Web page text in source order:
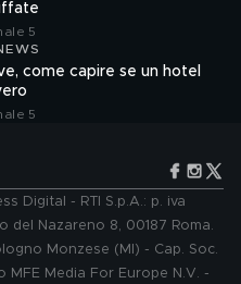
5
come capire se un hotel
5
Digital - RTI S.p.A.: p. iva
del Nazareno 8, 00187 Roma.
Monzese (MI) - Cap. Soc.
Media For Europe N.V. -